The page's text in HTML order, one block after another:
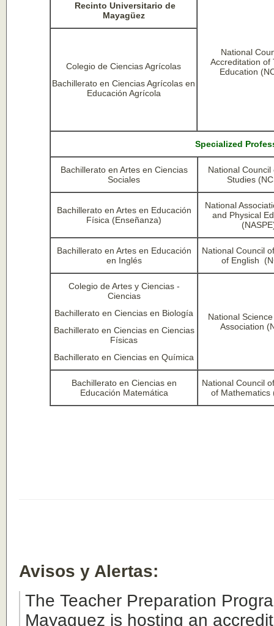
Recinto Universitario de
Mayagüez
National
Accreditation of
Education
Colegio de Ciencias Agrícolas
Bachillerato en Ciencias Agrícolas en
Educación Agrícola
Specialized
Bachillerato en Artes en Ciencias
Sociales
National Council
Studies
Bachillerato en Artes en Educación
Física (Enseñanza)
National
and Physical
Bachillerato en Artes en Educación
en Inglés
National Council
of English
Colegio de Artes y Ciencias -
Ciencias
Bachillerato en Ciencias en Biología
Bachillerato en Ciencias en Ciencias
Físicas
Bachillerato en Ciencias en Química
National
Association
Bachillerato en Ciencias en
Educación Matemática
National Council
of Mathematics
Avisos y Alertas:
The Teacher Preparation
Mayaguez is hosting an